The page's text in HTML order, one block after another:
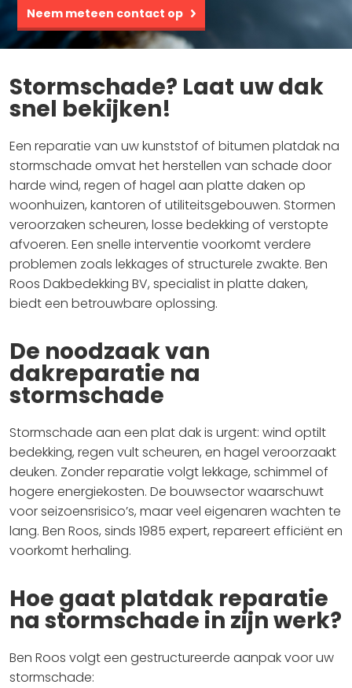
Neem meteen contact op
Stormschade? Laat uw dak
snel bekijken!
Een reparatie van uw kunststof of bitumen platdak na
stormschade omvat het herstellen van schade door
harde wind, regen of hagel aan platte daken op
woonhuizen, kantoren of utiliteitsgebouwen. Stormen
veroorzaken scheuren, losse bedekking of verstopte
afvoeren. Een snelle interventie voorkomt verdere
problemen zoals lekkages of structurele zwakte. Ben
Roos Dakbedekking BV, specialist in platte daken,
biedt een betrouwbare oplossing.
De noodzaak van
dakreparatie na
stormschade
Stormschade aan een plat dak is urgent: wind optilt
bedekking, regen vult scheuren, en hagel veroorzaakt
deuken. Zonder reparatie volgt lekkage, schimmel of
hogere energiekosten. De bouwsector waarschuwt
voor seizoensrisico’s, maar veel eigenaren wachten te
lang. Ben Roos, sinds 1985 expert, repareert efficiënt en
voorkomt herhaling.
Hoe gaat platdak reparatie
na stormschade in zijn werk?
Ben Roos volgt een gestructureerde aanpak voor uw
stormschade: